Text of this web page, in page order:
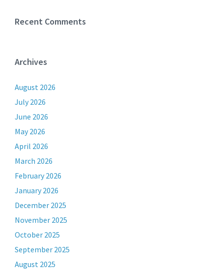
Recent Comments
Archives
August 2026
July 2026
June 2026
May 2026
April 2026
March 2026
February 2026
January 2026
December 2025
November 2025
October 2025
September 2025
August 2025